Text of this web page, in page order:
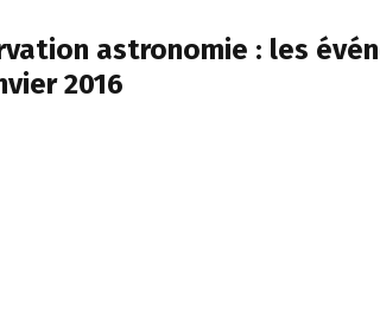
astronomie : les
2016